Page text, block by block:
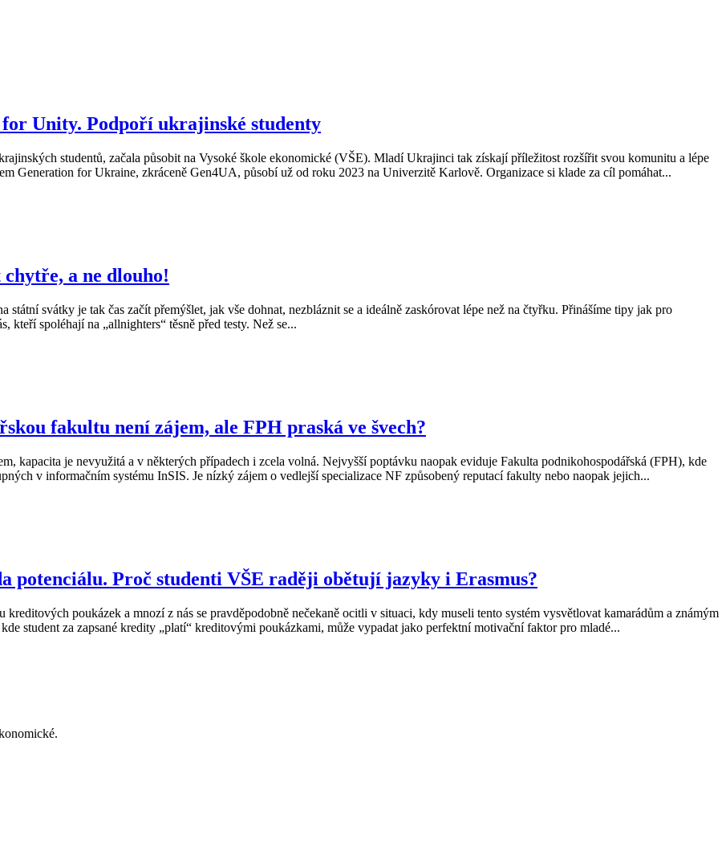
Unity. Podpoří ukrajinské studenty
studentů, začala působit na Vysoké škole ekonomické (VŠE). Mladí Ukrajinci tak získají příležitost rozšířit svou komunitu a lépe
Generation for Ukraine, zkráceně Gen4UA, působí už od roku 2023 na Univerzitě Karlově. Organizace si klade za cíl pomáhat...
chytře, a ne dlouho!
státní svátky je tak čas začít přemýšlet, jak vše dohnat, nezbláznit se a ideálně zaskórovat lépe než na čtyřku. Přinášíme tipy jak pro
kteří spoléhají na „allnighters“ těsně před testy. Než se...
fakultu není zájem, ale FPH praská ve švech?
kapacita je nevyužitá a v některých případech i zcela volná. Nejvyšší poptávku naopak eviduje Fakulta podnikohospodářská (FPH), kde
v informačním systému InSIS. Je nízký zájem o vedlejší specializace NF způsobený reputací fakulty nebo naopak jejich...
Proč studenti VŠE raději obětují jazyky i Erasmus?
kreditových poukázek a mnozí z nás se pravděpodobně nečekaně ocitli v situaci, kdy museli tento systém vysvětlovat kamarádům a známým
student za zapsané kredity „platí“ kreditovými poukázkami, může vypadat jako perfektní motivační faktor pro mladé...